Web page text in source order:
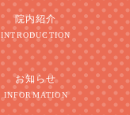
院内紹介
INTRODUCTION
お知らせ
INFORMATION